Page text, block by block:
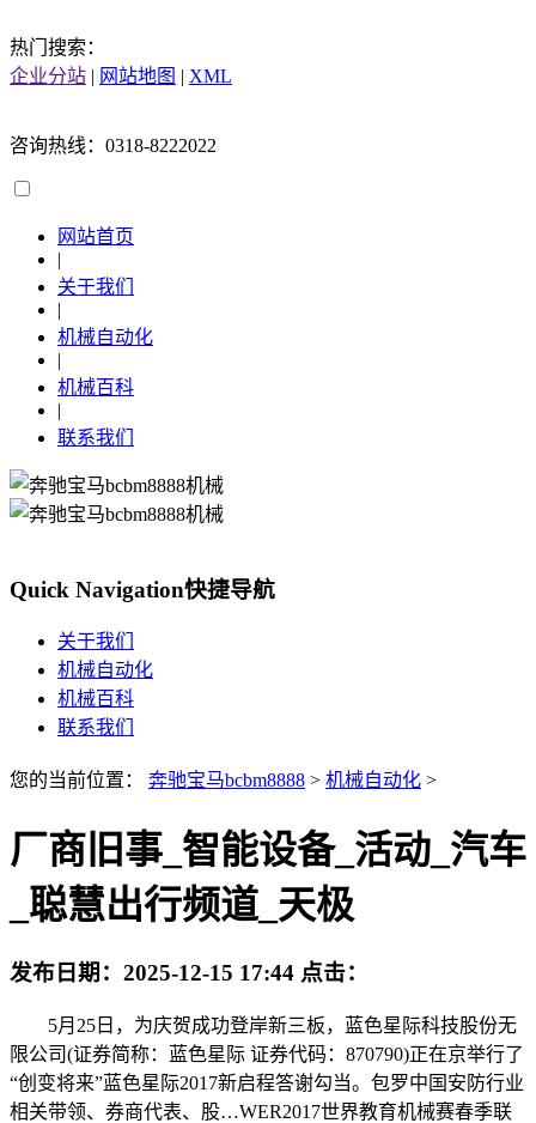
热门搜索：
企业分站 | 网站地图 | XML
咨询热线：0318-8222022
网站首页
|
关于我们
|
机械自动化
|
机械百科
|
联系我们
Quick Navigation快捷导航
关于我们
机械自动化
机械百科
联系我们
您的当前位置： 奔驰宝马bcbm8888 > 机械自动化 >
厂商旧事_智能设备_活动_汽车
_聪慧出行频道_天极
发布日期： 2025-12-15 17:44 点击：
5月25日，为庆贺成功登岸新三板，蓝色星际科技股份无
限公司(证券简称：蓝色星际 证券代码：870790)正在京举行了
“创变将来”蓝色星际2017新启程答谢勾当。包罗中国安防行业
相关带领、券商代表、股…WER2017世界教育机械赛春季联